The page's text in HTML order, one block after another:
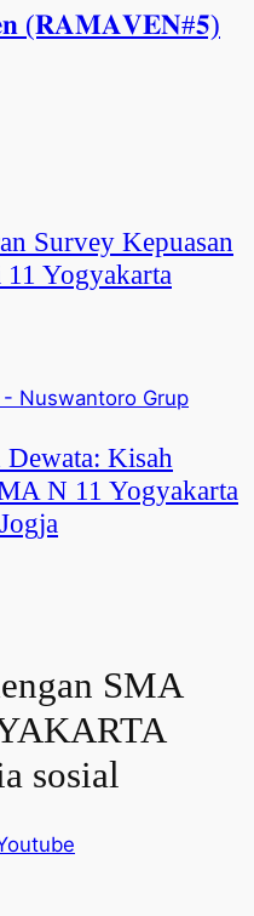
(𝐑𝐀𝐌𝐀𝐕𝐄𝐍#𝟓)
Survey Kepuasan
Yogyakarta
Kisah
N 11 Yogyakarta
SMA
sosial